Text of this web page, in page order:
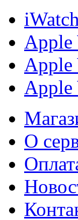
iWatch
Apple
Apple
Apple
О